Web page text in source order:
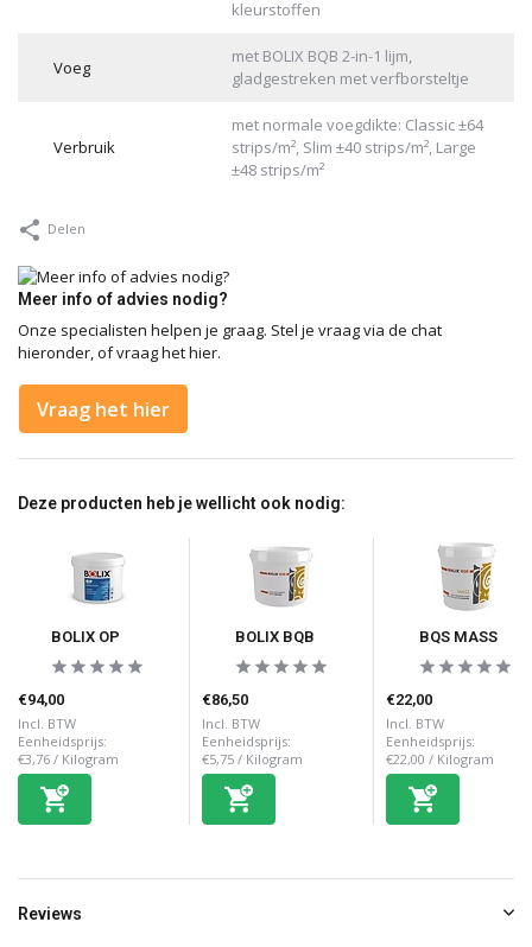
kleurstoffen
Voeg
met BOLIX BQB 2-in-1 lijm,
gladgestreken met verfborsteltje
Verbruik
met normale voegdikte: Classic ±64
strips/m², Slim ±40 strips/m², Large
±48 strips/m²
Delen
Meer info of advies nodig?
Onze specialisten helpen je graag. Stel je vraag via de chat
hieronder, of vraag het hier.
Vraag het hier
Deze producten heb je wellicht ook nodig:
BOLIX OP
€94,00
Incl. BTW
Eenheidsprijs:
€3,76 / Kilogram
BOLIX BQB
€86,50
Incl. BTW
Eenheidsprijs:
€5,75 / Kilogram
BQS MASS
€22,00
Incl. BTW
Eenheidsprijs:
€22,00 / Kilogram
Reviews